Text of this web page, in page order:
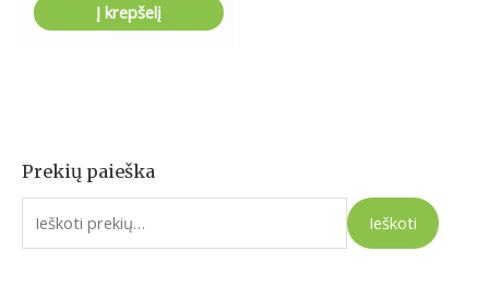
Prekių paieška
I
e
Ieškoti
Į krepšelį